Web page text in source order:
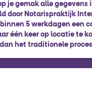
je gemak alle gegevens
door Notarispraktijk
5 werkdagen een
één keer op locatie te
het traditionele